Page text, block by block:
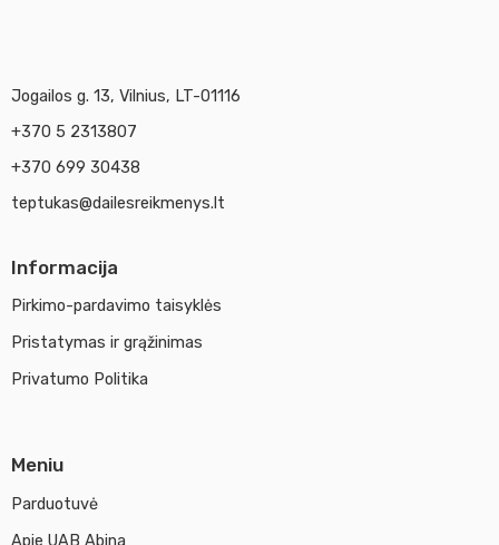
Jogailos g. 13, Vilnius, LT-01116
+370 5 2313807
+370 699 30438
teptukas@dailesreikmenys.lt
Informacija
Pirkimo-pardavimo taisyklės
Pristatymas ir grąžinimas
Privatumo Politika
Meniu
Parduotuvė
Apie UAB Abina